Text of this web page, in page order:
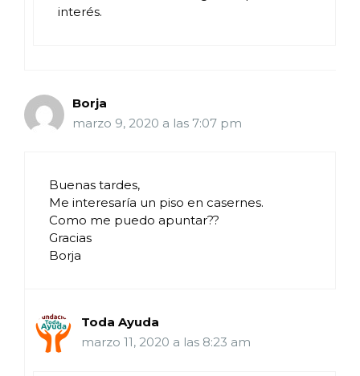
interés.
Borja
marzo 9, 2020 a las 7:07 pm
Buenas tardes,
Me interesaría un piso en casernes.
Como me puedo apuntar??
Gracias
Borja
Toda Ayuda
marzo 11, 2020 a las 8:23 am